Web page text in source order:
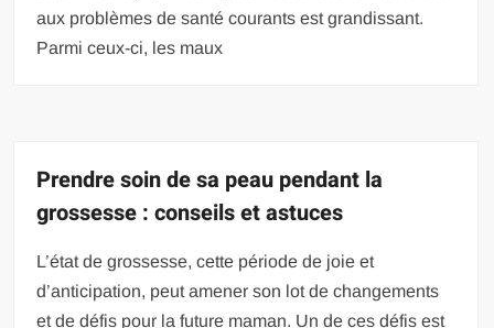
aux problèmes de santé courants est grandissant.
Parmi ceux-ci, les maux
Prendre soin de sa peau pendant la
grossesse : conseils et astuces
L’état de grossesse, cette période de joie et
d’anticipation, peut amener son lot de changements
et de défis pour la future maman. Un de ces défis est